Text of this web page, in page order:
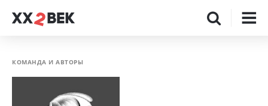
КОМАНДА И АВТОРЫ